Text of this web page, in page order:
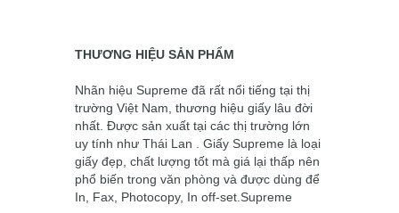
THƯƠNG HIỆU SẢN PHẨM
Nhãn hiệu Supreme đã rất nổi tiếng tại thị
trường Việt Nam, thương hiệu giấy lâu đời
nhất. Được sản xuất tại các thị trường lớn
uy tính như Thái Lan . Giấy Supreme là loại
giấy đẹp, chất lượng tốt mà giá lại thấp nên
phổ biến trong văn phòng và được dùng để
In, Fax, Photocopy, In off-set. Supreme